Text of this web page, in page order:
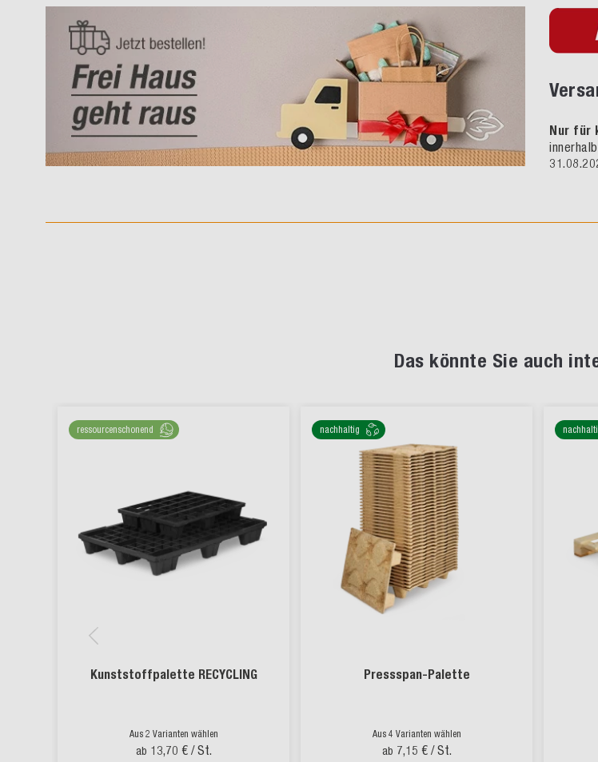
Nur für
Das könnte Sie auch
ressourcenschonend
Kunststoffpalette RECYCLING
Aus 2 Varianten wählen
ab 13,70 € / St.
nachhaltig
Pressspan-Palette
Aus 4 Varianten wählen
ab 7,15 € / St.